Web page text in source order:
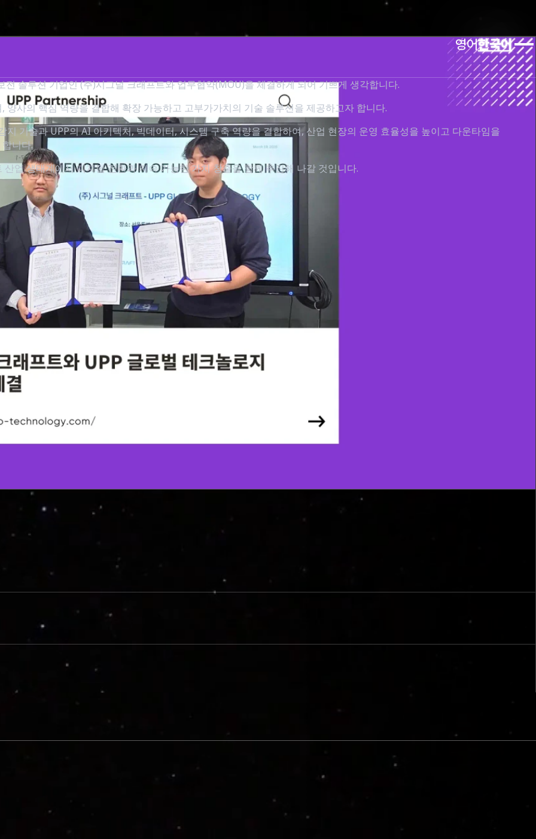
영어한국어
솔루션 기업인 (주)시그널 크래프트와 업무협약(MOU)을 체결하게 되어 기쁘게 생각합니다.
사의 핵심 역량을 결합해 확장 가능하고 고부가가치의 기술 솔루션을 제공하고자 합니다.
기술과 UPP의 AI 아키텍처, 빅데이터, 시스템 구축 역량을 결합하여, 산업 현장의 운영 효율성을 높이고 다운타임을
니다.
업 생태계에서 디지털 전환과 지속 가능한 가치 창출을 함께 추진해 나갈 것입니다.